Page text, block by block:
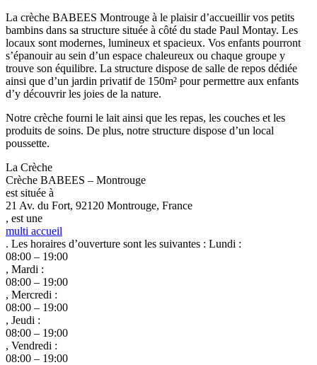
La crèche BABEES Montrouge à le plaisir d’accueillir vos petits
bambins dans sa structure située à côté du stade Paul Montay. Les
locaux sont modernes, lumineux et spacieux. Vos enfants pourront
s’épanouir au sein d’un espace chaleureux ou chaque groupe y
trouve son équilibre. La structure dispose de salle de repos dédiée
ainsi que d’un jardin privatif de 150m² pour permettre aux enfants
d’y découvrir les joies de la nature.
Notre crèche fourni le lait ainsi que les repas, les couches et les
produits de soins. De plus, notre structure dispose d’un local
poussette.
La Crèche
Crèche BABEES – Montrouge
est située à
21 Av. du Fort, 92120 Montrouge, France
, est une
multi accueil
. Les horaires d’ouverture sont les suivantes : Lundi :
08:00 – 19:00
, Mardi :
08:00 – 19:00
, Mercredi :
08:00 – 19:00
, Jeudi :
08:00 – 19:00
, Vendredi :
08:00 – 19:00